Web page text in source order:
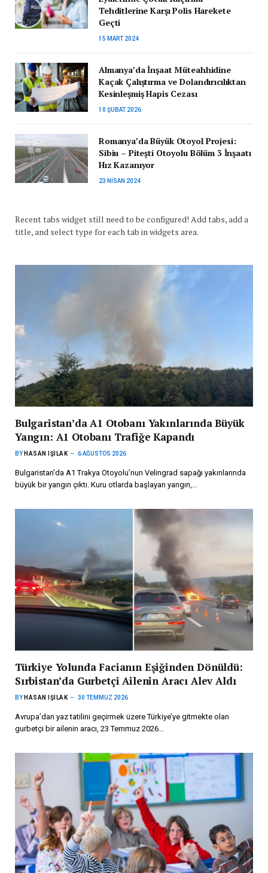
Tehditlerine Karşı Polis Harekete
Geçti
15 MART 2024
Almanya’da İnşaat Müteahhidine
Kaçak Çalıştırma ve Dolandırıcılıktan
Kesinleşmiş Hapis Cezası
10 ŞUBAT 2026
Romanya’da Büyük Otoyol Projesi:
Sibiu – Pitești Otoyolu Bölüm 3 İnşaatı
Hız Kazanıyor
23 NISAN 2024
Recent tabs widget still need to be configured! Add tabs, add a
title, and select type for each tab in widgets area.
Bulgaristan’da A1 Otobanı Yakınlarında Büyük
Yangın: A1 Otobanı Trafiğe Kapandı
BY HASAN IŞILAK 6 AĞUSTOS 2026
Bulgaristan’da A1 Trakya Otoyolu’nun Velingrad sapağı yakınlarında
büyük bir yangın çıktı. Kuru otlarda başlayan yangın,…
Türkiye Yolunda Facianın Eşiğinden Dönüldü:
Sırbistan’da Gurbetçi Ailenin Aracı Alev Aldı
BY HASAN IŞILAK 30 TEMMUZ 2026
Avrupa’dan yaz tatilini geçirmek üzere Türkiye’ye gitmekte olan
gurbetçi bir ailenin aracı, 23 Temmuz 2026…